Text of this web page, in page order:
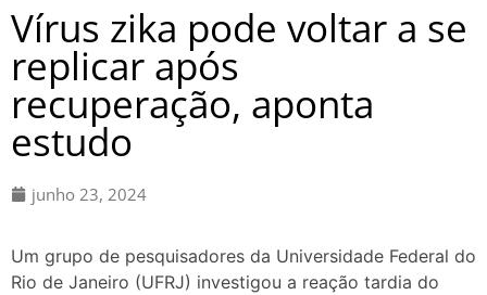
Vírus zika pode voltar a se
replicar após
recuperação, aponta
estudo
junho 23, 2024
Um grupo de pesquisadores da Universidade Federal do
Rio de Janeiro (UFRJ) investigou a reação tardia do